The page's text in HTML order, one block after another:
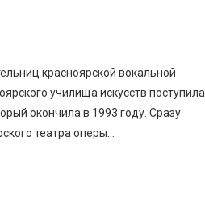
красноярской вокальной
училища искусств поступила
окончила в 1993 году. Сразу
театра оперы…